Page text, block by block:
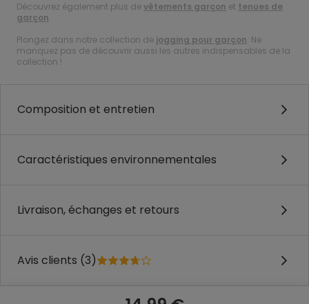
Découvrez également plus devêtements garçon et tenues de
garçon.
Plongez dans notre collection de jogging pour garçon. Ne
manquez pas de découvrir aussi les autres indispensables de la
collection !
Composition et entretien
Caractéristiques environnementales
Livraison, échanges et retours
Avis clients (3)